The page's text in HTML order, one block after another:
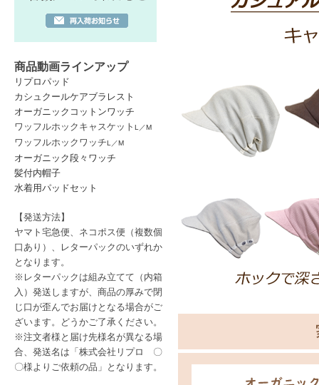
【髪付内帽子まもなく販売終
助成申請用の領収書発行が可能
※ペーパーレス化の取り組みと
・クレジットカード、アマゾン
各決済のご利用確認完了後、
たします。
PDF領収書のメール添付につい
ご注文時のメールアドレス宛
い。
ご依頼方法：自動送信メール
【コンビニ印刷のご利用方法
ネットプリント：セブンイレブ
1：「お住いの自治体名」と「
2：制度を採用している該当自
※該当自治体のがん助成金また
商品動画ラインアップ
リプロパッド
カシュクールケアブラレスト
オーガニックコットンワッチ
ワッフルホックキャスケット L ／M
ワッフルホックワッチL ／M
オーガニック段々ワッチ
髪付内帽子
水着用パッドセット
【発送方法】
ヤマト宅急便、ネコポス便 （複数個
口あり） 、レターパックのいずれか
となります。
※レターパックは組み立てて（内箱
入）発送しますが、商品の厚みで閉
じ口が歪んでお届けとなる場合がご
ざいます。どうかご了承ください。
※注文者様と届け先様名が異なる場
合、発送名は「株式会社リプロ 〇
〇様よりご依頼の品」となります。